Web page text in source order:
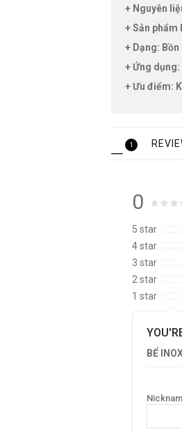
+ Nguyên
+ Sản
+ Dạng:
+ Ứng
+ Ưu điểm:
1
0 Rating:
5 star
4 star
3 star
2 star
1 star
BỂ